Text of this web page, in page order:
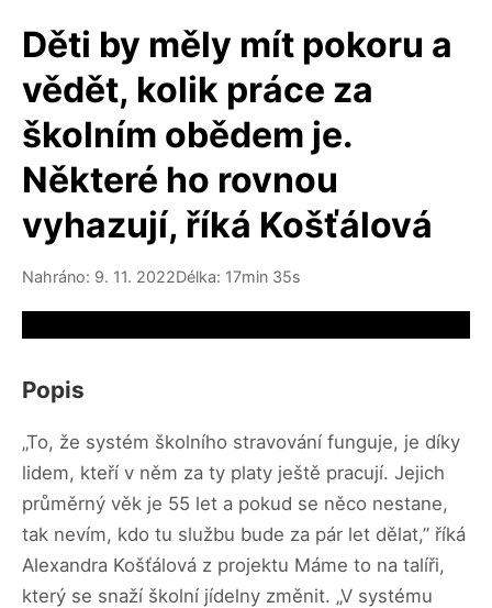
Děti by měly mít pokoru a
vědět, kolik práce za
školním obědem je.
Některé ho rovnou
vyhazují, říká Košťálová
Nahráno: 9. 11. 2022Délka: 17min 35s
Popis
„To, že systém školního stravování funguje, je díky
lidem, kteří v něm za ty platy ještě pracují. Jejich
průměrný věk je 55 let a pokud se něco nestane,
tak nevím, kdo tu službu bude za pár let dělat,” říká
Alexandra Košťálová z projektu Máme to na talíři,
který se snaží školní jídelny změnit. „V systému